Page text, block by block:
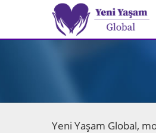
Yeni Yaşam Global,